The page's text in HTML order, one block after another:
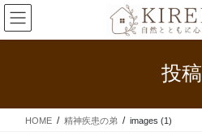
コ
ン
テ
ス
ナ
ビ
ゲ
ン
投稿
HOME 精神疾患の弟 images (1)